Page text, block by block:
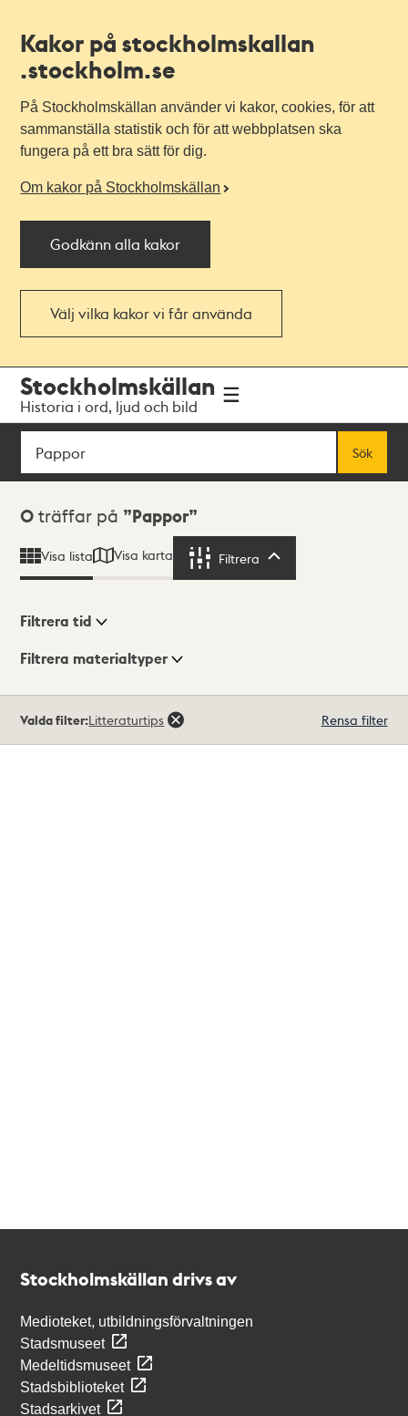
Kakor på stockholmskallan
.stockholm.se
På Stockholmskällan använder vi kakor, cookies, för att
sammanställa statistik och för att webbplatsen ska
fungera på ett bra sätt för dig.
Om kakor på Stockholmskällan
Godkänn alla kakor
Välj vilka kakor vi får använda
navigationen
huvudinnehållet
Stockholmskällan
Historia i ord, ljud och bild
Sök
Sök
Sökresultat
0 träffar på Pappor
Visa lista Visa karta Filtrera
Visningsläge
Filtrera tid
Filtrera materialtyper
träffar
Valda filter:Litteraturtips Rensa filter
Stockholmskällan drivs av
Medioteket, utbildningsförvaltningen
Stadsmuseet
Medeltidsmuseet
Stadsbiblioteket
Stadsarkivet